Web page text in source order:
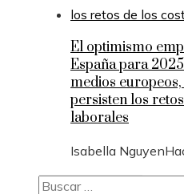
El optimismo
España para
medios
persisten los
laborales
Isabella Nguyen
Buscar: